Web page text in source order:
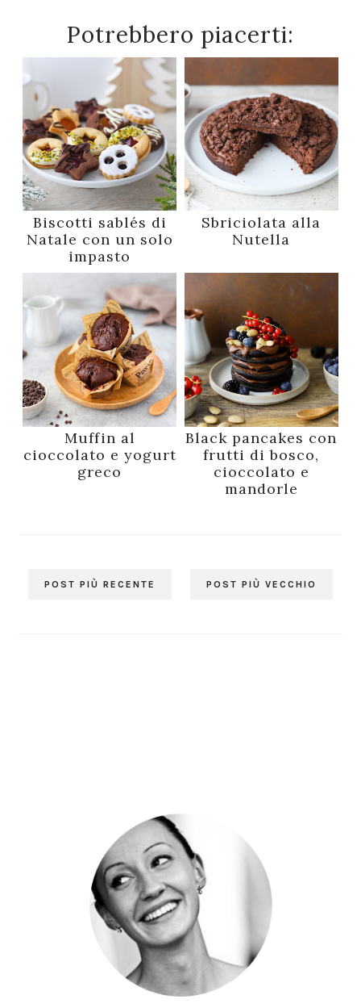
Potrebbero piacerti:
Biscotti sablés di
Natale con un solo
impasto
Sbriciolata alla
Nutella
Muffin al
cioccolato e yogurt
greco
Black pancakes con
frutti di bosco,
cioccolato e
mandorle
POST PIÙ RECENTE POST PIÙ VECCHIO